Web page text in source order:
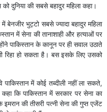
दुनिया की सबसे बहादुर महिला कहा।
भुट्टो सबसे ज्यादा बहादुर महिला
में सेना की तानाशाही और हत्याओं पर
पाकिस्तान के कानून पर ही सवाल उठाते
रिहा हो सकता है। बस इसके लिए उसको
में कोई तब्दीली नहीं ला सकते,
कि पाकिस्तान में सरकार पर सेना का
की तीसरी पत्नी सेना की गुप्त एजेंट